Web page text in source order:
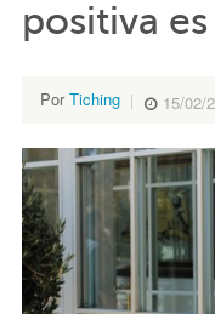
positiva
PorTiching 15/02/